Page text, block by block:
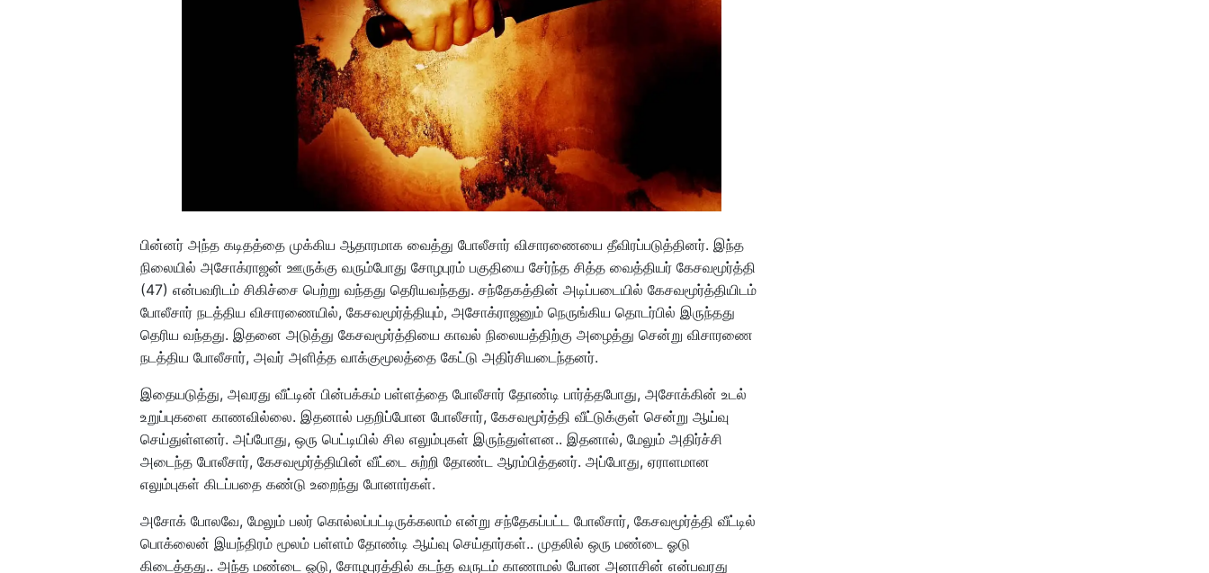
பின்னர் அந்த கடிதத்தை முக்கிய ஆதாரமாக வைத்து போலீசார் விசாரணையை தீவிரப்படுத்தினர். இந்த
நிலையில் அசோக்ராஜன் ஊருக்கு வரும்போது சோழபுரம் பகுதியை சேர்ந்த சித்த வைத்தியர் கேசவமூர்த்தி
(47) என்பவரிடம் சிகிச்சை பெற்று வந்தது தெரியவந்தது. சந்தேகத்தின் அடிப்படையில் கேசவமூர்த்தியிடம்
போலீசார் நடத்திய விசாரணையில், கேசவமூர்த்தியும், அசோக்ராஜனும் நெருங்கிய தொடர்பில் இருந்தது
தெரிய வந்தது. இதனை அடுத்து கேசவமூர்த்தியை காவல் நிலையத்திற்கு அழைத்து சென்று விசாரணை
நடத்திய போலீசார், அவர் அளித்த வாக்குமூலத்தை கேட்டு அதிர்சியடைந்தனர்.
இதையடுத்து, அவரது வீட்டின் பின்பக்கம் பள்ளத்தை போலீசார் தோண்டி பார்த்தபோது, அசோக்கின் உடல்
உறுப்புகளை காணவில்லை. இதனால் பதறிப்போன போலீசார், கேசவமூர்த்தி வீட்டுக்குள் சென்று ஆய்வு
செய்துள்ளனர். அப்போது, ஒரு பெட்டியில் சில எலும்புகள் இருந்துள்ளன.. இதனால், மேலும் அதிர்ச்சி
அடைந்த போலீசார், கேசவமூர்த்தியின் வீட்டை சுற்றி தோண்ட ஆரம்பித்தனர். அப்போது, ஏராளமான
எலும்புகள் கிடப்பதை கண்டு உறைந்து போனார்கள்.
அசோக் போலவே, மேலும் பலர் கொல்லப்பட்டிருக்கலாம் என்று சந்தேகப்பட்ட போலீசார், கேசவமூர்த்தி வீட்டில்
பொக்லைன் இயந்திரம் மூலம் பள்ளம் தோண்டி ஆய்வு செய்தார்கள்.. முதலில் ஒரு மண்டை ஓடு
கிடைத்தது.. அந்த மண்டை ஓடு, சோழபுரத்தில் கடந்த வருடம் காணாமல் போன அனாசின் என்பவரது